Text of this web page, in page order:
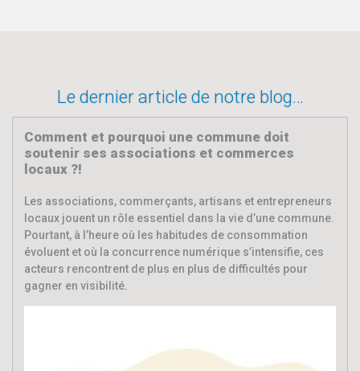
Le dernier article de notre blog…
Comment et pourquoi une commune doit
soutenir ses associations et commerces
locaux ?!
Les associations, commerçants, artisans et entrepreneurs
locaux jouent un rôle essentiel dans la vie d’une commune.
Pourtant, à l’heure où les habitudes de consommation
évoluent et où la concurrence numérique s’intensifie, ces
acteurs rencontrent de plus en plus de difficultés pour
gagner en visibilité.